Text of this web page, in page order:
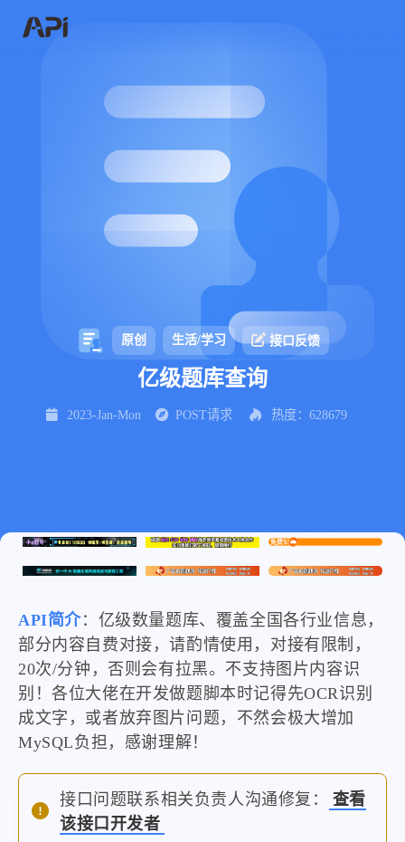
原创 生活/学习 接口反馈
亿级题库查询
2023-Jan-Mon POST请求 热度：628679
API简介：亿级数量题库、覆盖全国各行业信息，
部分内容自费对接，请酌情使用，对接有限制，
20次/分钟，否则会有拉黑。不支持图片内容识
别！各位大佬在开发做题脚本时记得先OCR识别
成文字，或者放弃图片问题，不然会极大增加
MySQL负担，感谢理解！
接口问题联系相关负责人沟通修复：
查看
该接口开发者